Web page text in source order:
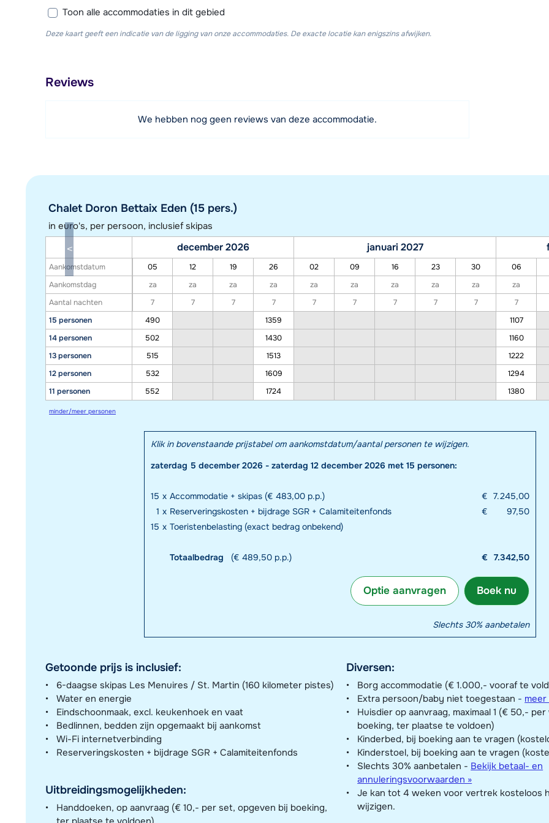
Toon alle accommodaties in dit gebied
Deze kaart geeft een indicatie van de ligging van onze accommodaties. De exacte locatie kan enigszins afwijken.
Reviews
We hebben nog geen reviews van deze accommodatie.
Chalet Doron Bettaix Eden (15 pers.)
in euro's, per persoon, inclusief skipas
Aankomstdatum
Aankomstdag
Aantal nachten
15 personen
14 personen
13 personen
12 personen
11 personen
december 2026 januari 2027
05 12 19 26 02 09 16 23 30 06
za
za za za za za za za za za
7
7 7 7 7 7 7 7 7 7
490
1359
1107
502
1430
1160
515
1513
1222
532
1609
1294
552
1724 1380
minder/meer personen
Klik in bovenstaande prijstabel om aankomstdatum/aantal personen te wijzigen.
zaterdag 5 december 2026 - zaterdag 12 december 2026 met 15 personen:
15 x Accommodatie + skipas (€ 483,00 p.p.) € 7.245,00
1 x Reserveringskosten + bijdrage SGR + Calamiteitenfonds €
97,50
15 x Toeristenbelasting (exact bedrag onbekend)
Totaalbedrag (€ 489,50 p.p.) € 7.342,50
Boek nu
Optie aanvragen
Slechts 30% aanbetalen
Getoonde prijs is inclusief:
6-daagse skipas Les Menuires / St. Martin (160 kilometer pistes)
Water en energie
Eindschoonmaak, excl. keukenhoek en vaat
Bedlinnen, bedden zijn opgemaakt bij aankomst
Wi-Fi internetverbinding
Reserveringskosten + bijdrage SGR + Calamiteitenfonds
Uitbreidingsmogelijkheden:
Handdoeken, op aanvraag (€ 10,- per set, opgeven bij boeking,
Diversen:
Borg accommodatie (€ 1.000,- vooraf te
Extra persoon/baby niet toegestaan -
Huisdier op aanvraag, maximaal 1 (€ 50,-
boeking, ter plaatse te voldoen)
Kinderbed, bij boeking aan te vragen
Kinderstoel, bij boeking aan te vragen
Slechts 30% aanbetalen - Bekijk betaal- en
annuleringsvoorwaarden »
Je kan tot 4 weken voor vertrek kosteloos
wijzigen.